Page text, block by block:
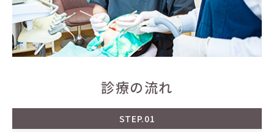
診療の流れ
STEP.01